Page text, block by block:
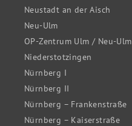
Neustadt an der Aisch
Neu-Ulm
OP-Zentrum Ulm / Neu-Ulm
Niederstotzingen
Nürnberg I
Nürnberg II
Nürnberg – Frankenstraße
Nürnberg – Kaiserstraße